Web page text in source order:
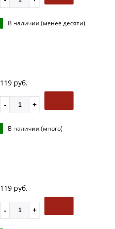
В наличии (менее десяти)
119 руб.
В наличии (много)
119 руб.